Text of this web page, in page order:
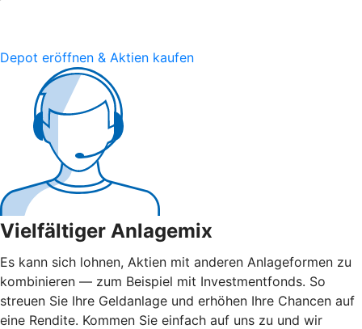
Depot eröffnen & Aktien kaufen
Vielfältiger Anlagemix
Es kann sich lohnen, Aktien mit anderen Anlageformen zu
kombinieren — zum Beispiel mit Investmentfonds. So
streuen Sie Ihre Geldanlage und erhöhen Ihre Chancen auf
eine Rendite. Kommen Sie einfach auf uns zu und wir